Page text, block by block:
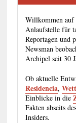
Willkommen auf
Anlaufstelle für
Reportagen und
Newsman
Archipel seit 30
Ob aktuelle
Residencia,
Einblicke in die
Fakten abseits
Insiders.